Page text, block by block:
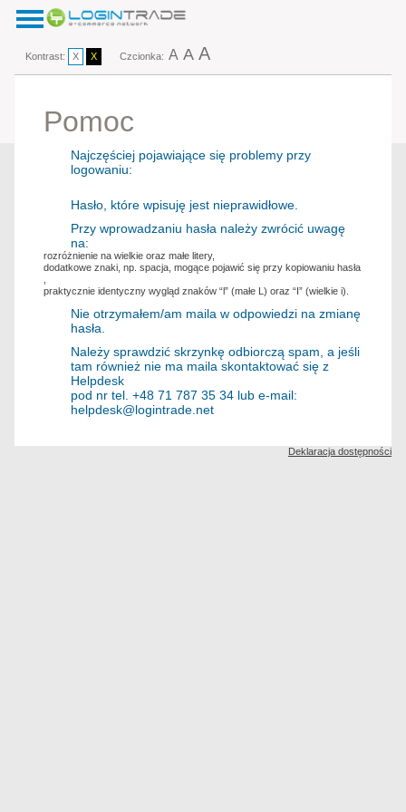
Kontrast: X X Czcionka: A A A
Pomoc
Najczęściej pojawiające się problemy przy
logowaniu:
Hasło, które wpisuję jest nieprawidłowe.
Przy wprowadzaniu hasła należy zwrócić uwagę
na:
rozróżnienie na wielkie oraz małe litery,
dodatkowe znaki, np. spacja, mogące pojawić się przy kopiowaniu hasła
praktycznie identyczny wygląd znaków “l” (małe L) oraz “I” (wielkie i).
Nie otrzymałem/am maila w odpowiedzi na zmianę
hasła.
Należy sprawdzić skrzynkę odbiorczą spam, a jeśli
tam również nie ma maila skontaktować się z
Helpdesk
pod nr tel. +48 71 787 35 34 lub e-mail:
helpdesk@logintrade.net
Deklaracja dostępności